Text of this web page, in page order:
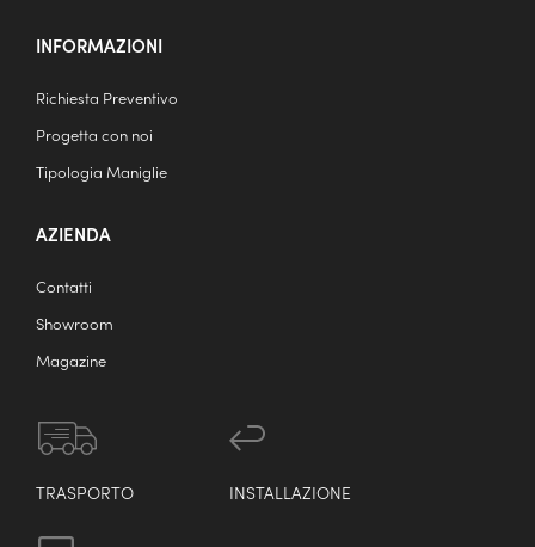
INFORMAZIONI
Richiesta Preventivo
Progetta con noi
Tipologia Maniglie
AZIENDA
Contatti
Showroom
Magazine
TRASPORTO INSTALLAZIONE